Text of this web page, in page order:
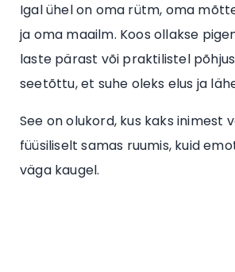
Igal ühel on oma rütm, oma
ja oma maailm. Koos ollakse
laste pärast või praktilistel
seetõttu, et suhe oleks elus ja
See on olukord, kus kaks inimest
füüsiliselt samas ruumis, kuid
väga kaugel.